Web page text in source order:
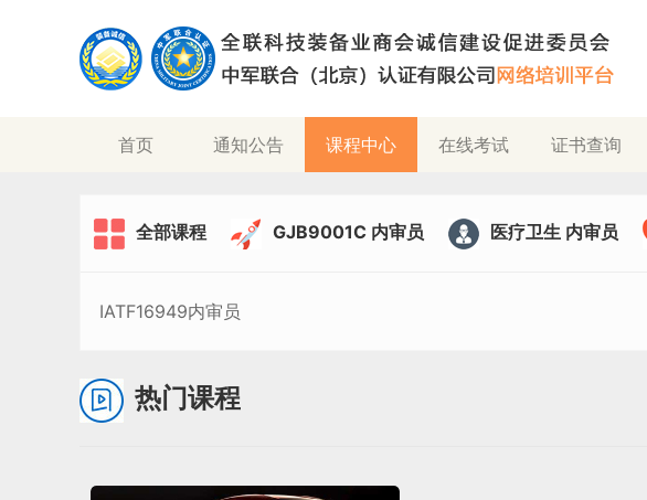
首页(current)通知公告 课程中心 在线考试 证书查询
全部课程 GJB9001C 内审员 医疗卫生 内审员
IATF16949内审员
热门课程